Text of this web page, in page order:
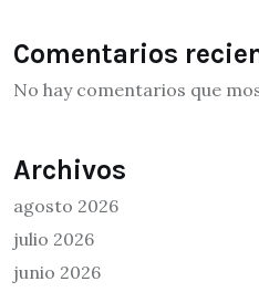
Comentarios
No hay comentarios que
Archivos
agosto 2026
julio 2026
junio 2026